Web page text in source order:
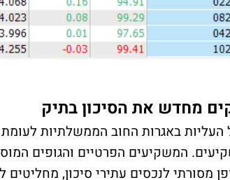
מחדש את הסיכון בתיק
באגרות החוב הממשלתיות
המשקיעים הפרטיים והגופים
מסורתי לנכסים עתירי סיכון,